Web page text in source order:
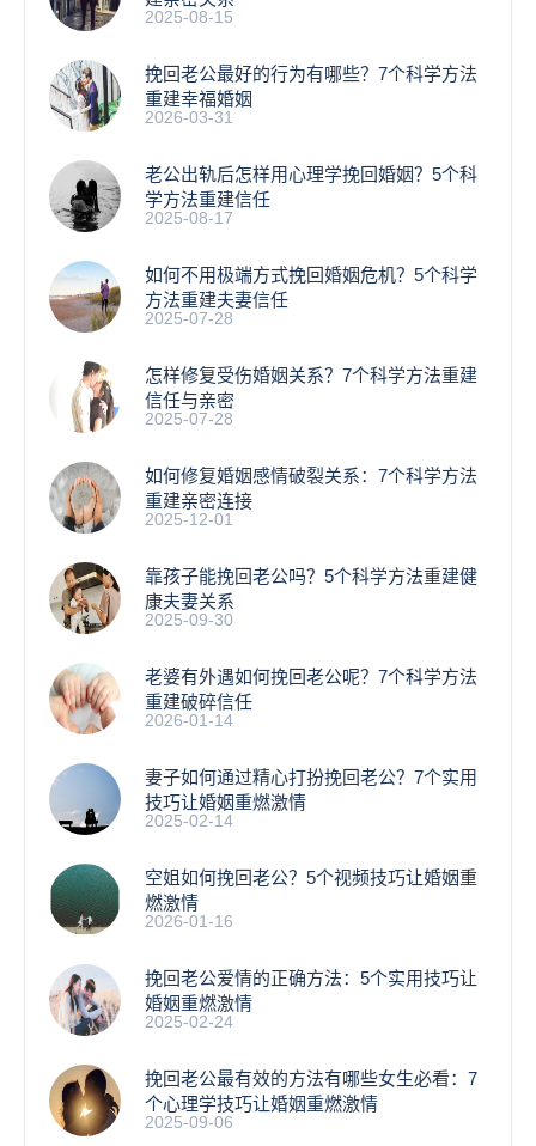
2025-08-15
挽回老公最好的行为有哪些？7个科学方法
重建幸福婚姻
2026-03-31
老公出轨后怎样用心理学挽回婚姻？5个科
学方法重建信任
2025-08-17
如何不用极端方式挽回婚姻危机？5个科学
方法重建夫妻信任
2025-07-28
怎样修复受伤婚姻关系？7个科学方法重建
信任与亲密
2025-07-28
如何修复婚姻感情破裂关系：7个科学方法
重建亲密连接
2025-12-01
靠孩子能挽回老公吗？5个科学方法重建健
康夫妻关系
2025-09-30
老婆有外遇如何挽回老公呢？7个科学方法
重建破碎信任
2026-01-14
妻子如何通过精心打扮挽回老公？7个实用
技巧让婚姻重燃激情
2025-02-14
空姐如何挽回老公？5个视频技巧让婚姻重
燃激情
2026-01-16
挽回老公爱情的正确方法：5个实用技巧让
婚姻重燃激情
2025-02-24
挽回老公最有效的方法有哪些女生必看：7
个心理学技巧让婚姻重燃激情
2025-09-06